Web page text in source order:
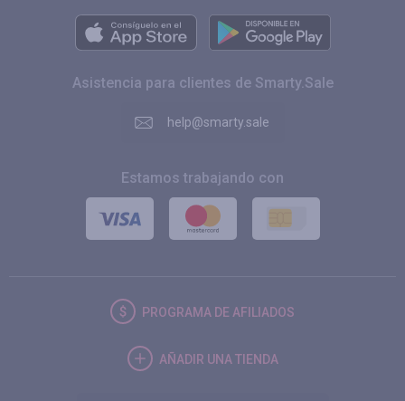
Asistencia para clientes de Smarty.Sale
help@smarty.sale
Estamos trabajando con
PROGRAMA DE AFILIADOS
AÑADIR UNA TIENDA